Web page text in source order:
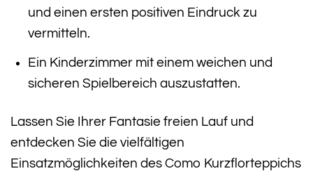
und einen ersten positiven Eindruck zu
vermitteln.
Ein Kinderzimmer mit einem weichen und
sicheren Spielbereich auszustatten.
Lassen Sie Ihrer Fantasie freien Lauf und
entdecken Sie die vielfältigen
Einsatzmöglichkeiten des Como Kurzflorteppichs